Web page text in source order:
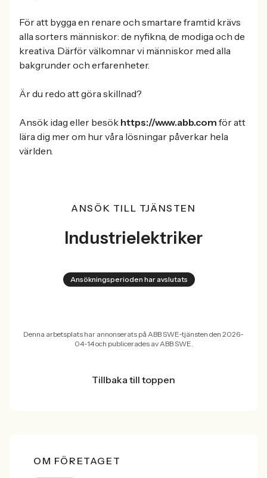
För att bygga en renare och smartare framtid krävs
alla sorters människor: de nyfikna, de modiga och de
kreativa. Därför välkomnar vi människor med alla
bakgrunder och erfarenheter.
Är du redo att göra skillnad?
Ansök idag eller besök https://www.abb.com för att
lära dig mer om hur våra lösningar påverkar hela
världen.
ANSÖK TILL TJÄNSTEN
Industrielektriker
Ansökningsperioden har avslutats
Denna arbetsplats har annonserats på ABB SWE-tjänsten den 2026-
04-14 och publicerades av ABB SWE.
Tillbaka till toppen
OM FÖRETAGET